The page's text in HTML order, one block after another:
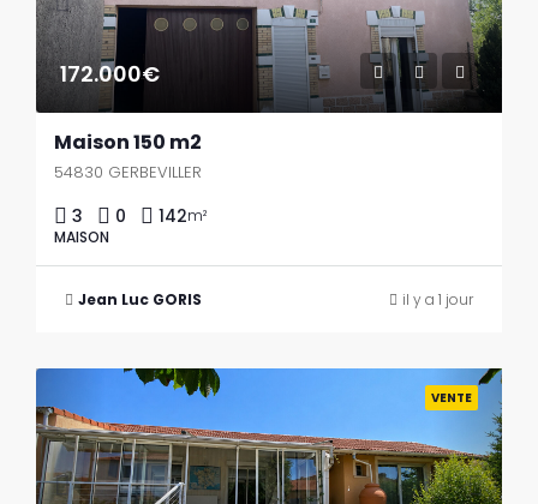
172.000€
Maison 150 m2
54830 GERBEVILLER
3 0 142m²
MAISON
Jean Luc GORIS il y a 1 jour
VENTE
Previous Next